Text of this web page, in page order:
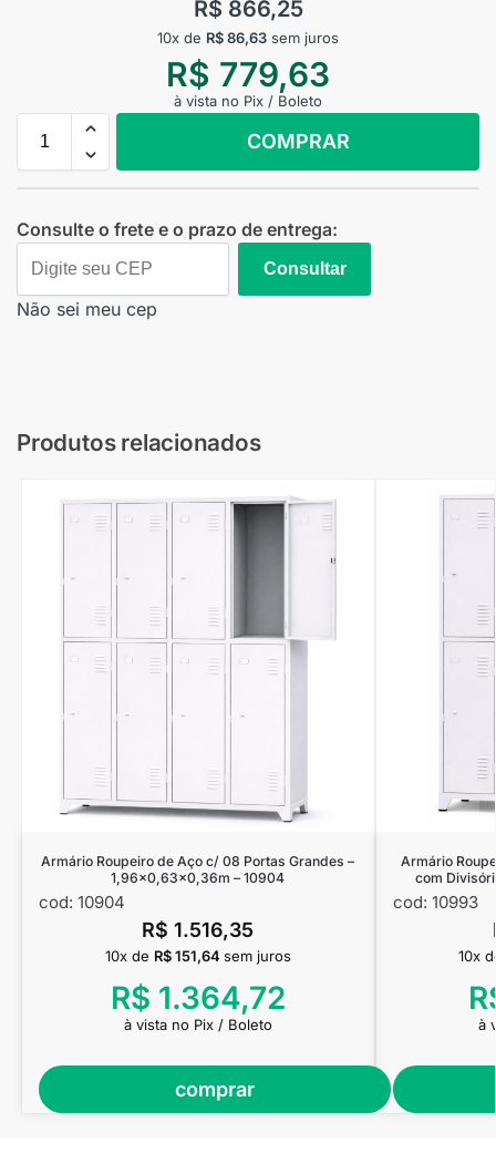
R$ 866,25
10x de R$86,63 sem juros
R$ 779,63
à vista no Pix / Boleto
COMPRAR
Consulte o frete e o prazo de entrega:
Consultar
Não sei meu cep
Produtos relacionados
Armário Roupeiro de Aço c/ 08 Portas Grandes –
1,96×0,63×0,36m – 10904
cod: 10904
R$ 1.516,35
comprar
10x de R$151,64 sem juros
R$ 1.364,72
à vista no Pix / Boleto
Armário
com
cod: 10993
10x
à